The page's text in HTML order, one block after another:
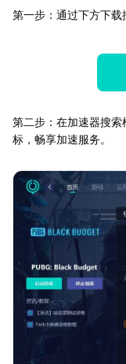
第一步：通过下方下载
第二步：在加速器搜
标，畅享加速服务。